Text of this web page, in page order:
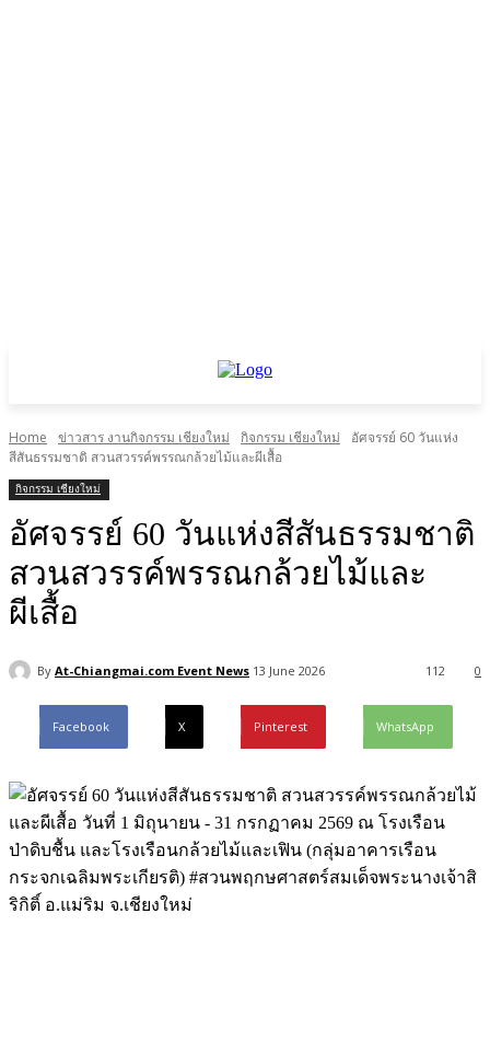
Home ข่าวสาร งานกิจกรรม เชียงใหม่ กิจกรรม เชียงใหม่
อัศจรรย์ 60 วันแห่ง
สีสันธรรมชาติ สวนสวรรค์พรรณกล้วยไม้และผีเสื้อ
กิจกรรม เชียงใหม่
อัศจรรย์ 60 วันแห่งสีสันธรรมชาติ
สวนสวรรค์พรรณกล้วยไม้และ
ผีเสื้อ
By At-Chiangmai.com Event News 13 June 2026 0
112
Facebook X Pinterest WhatsApp